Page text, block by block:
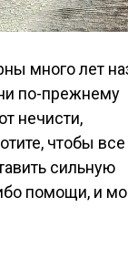
много лет
по-прежнему
нечисти,
чтобы все
сильную
помощи, и